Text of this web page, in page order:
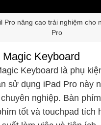
Pro nâng cao trải nghiệm cho
Pro
Keyboard
Keyboard là phụ
sử dụng iPad Pro này
nghiệp. Bàn
tốt và touchpad tích